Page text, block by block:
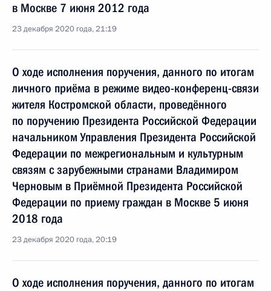
в Москве 7 июня 2012 года
23 декабря 2020 года, 21:19
О ходе исполнения поручения, данного по итогам
личного приёма в режиме видео-конференц-связи
жителя Костромской области, проведённого
по поручению Президента Российской Федерации
начальником Управления Президента Российской
Федерации по межрегиональным и культурным
связям с зарубежными странами Владимиром
Черновым в Приёмной Президента Российской
Федерации по приему граждан в Москве 5 июня
2018 года
23 декабря 2020 года, 20:19
О ходе исполнения поручения, данного по итогам